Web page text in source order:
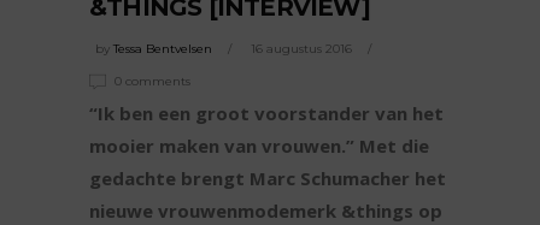
&THINGS [INTERVIEW]
by Tessa Bentvelsen 16 augustus 2016
0 comments
“Ik ben een groot voorstander van het
mooier maken van vrouwen.” Met die
gedachte brengt Marc Schumacher het
nieuwe vrouwenmodemerk &things op